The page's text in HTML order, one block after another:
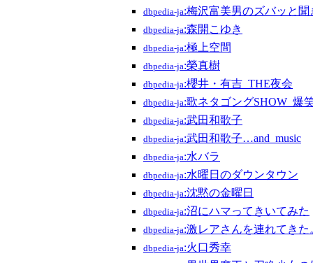
dbpedia-ja:梅沢富美男のズバッと聞
dbpedia-ja:森開こゆき
dbpedia-ja:極上空間
dbpedia-ja:榮真樹
dbpedia-ja:櫻井・有吉_THE夜会
dbpedia-ja:歌ネタゴングSHOW_爆
dbpedia-ja:武田和歌子
dbpedia-ja:武田和歌子…and_music
dbpedia-ja:水バラ
dbpedia-ja:水曜日のダウンタウン
dbpedia-ja:沈黙の金曜日
dbpedia-ja:沼にハマってきいてみた
dbpedia-ja:激レアさんを連れてきた
dbpedia-ja:火口秀幸